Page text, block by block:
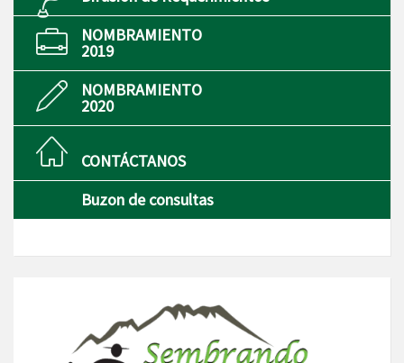
NOMBRAMIENTO
2019
NOMBRAMIENTO
2020
CONTÁCTANOS
Buzon de consultas